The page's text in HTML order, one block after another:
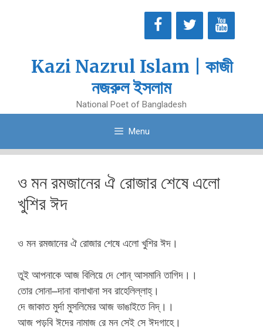
Kazi Nazrul Islam | কাজী
নজরুল ইসলাম
National Poet of Bangladesh
Menu
ও মন রমজানের ঐ রোজার শেষে এলো
খুশির ঈদ
ও মন রমজানের ঐ রোজার শেষে এলো খুশির ঈদ।
তুই আপনাকে আজ বিলিয়ে দে শোন্‌ আসমানি তাগিদ।।
তোর সোনা–দানা বালাখানা সব রাহেলিল্লাহ্‌।
দে জাকাত মুর্দা মুসলিমের আজ ভাঙাইতে নিদ্‌।।
আজ পড়বি ঈদের নামাজ রে মন সেই সে ঈদগাহে।